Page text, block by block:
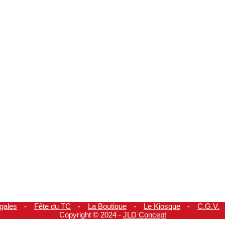
Fête du TC La Boutique Le Kiosque
C.G.V.
Copyright © 2024 - JLD Concept